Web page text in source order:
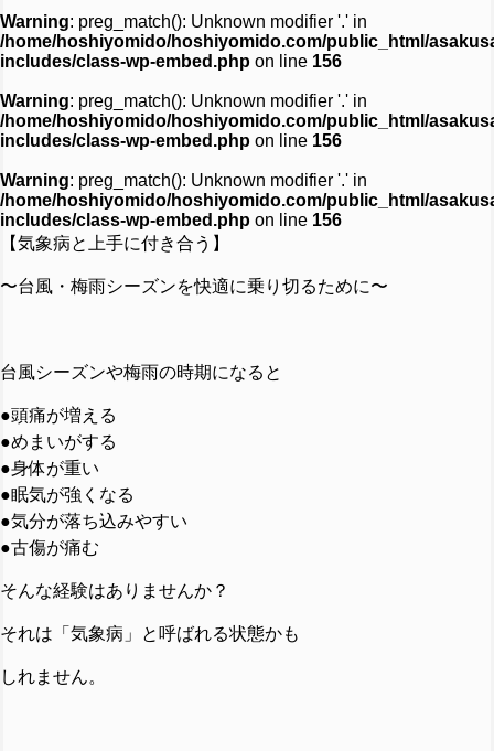
Warning: preg_match(): Unknown modifier '.' in
/home/hoshiyomido/hoshiyomido.com/public_html/
includes/class-wp-embed.php on line 156
Warning: preg_match(): Unknown modifier '.' in
/home/hoshiyomido/hoshiyomido.com/public_html/
includes/class-wp-embed.php on line 156
Warning: preg_match(): Unknown modifier '.' in
/home/hoshiyomido/hoshiyomido.com/public_html/
includes/class-wp-embed.php on line 156
【気象病と上手に付き合う】
〜台風・梅雨シーズンを快適に乗り切るために〜
台風シーズンや梅雨の時期になると
●頭痛が増える
●めまいがする
●身体が重い
●眠気が強くなる
●気分が落ち込みやすい
●古傷が痛む
そんな経験はありませんか？
それは「気象病」と呼ばれる状態かも
しれません。